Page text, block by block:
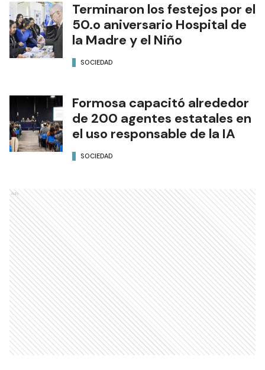
Terminaron los festejos por el
50.o aniversario Hospital de
la Madre y el Niño
SOCIEDAD
Formosa capacitó alrededor
de 200 agentes estatales en
el uso responsable de la IA
SOCIEDAD
Ads